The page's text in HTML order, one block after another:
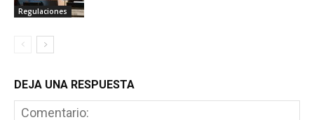
Regulaciones
DEJA UNA RESPUESTA